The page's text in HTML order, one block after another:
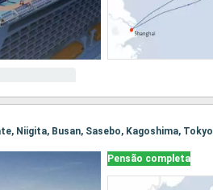
Niigita, Busan, Sasebo, Kagoshima, Tokyo
Pensão completa